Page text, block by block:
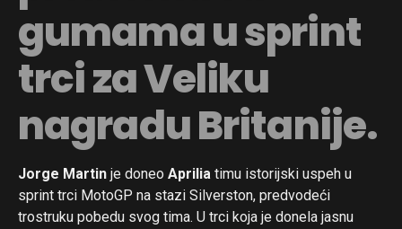
gumama u sprint
trci za Veliku
nagradu Britanije.
Jorge Martin je doneo Aprilia timu istorijski uspeh u
sprint trci MotoGP na stazi Silverston, predvodeći
trostruku pobedu svog tima. U trci koja je donela jasnu